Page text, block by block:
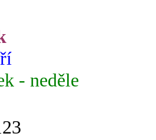
- neděle